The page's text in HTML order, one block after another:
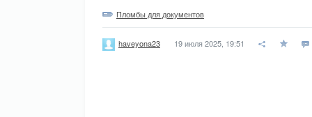
Пломбы для документов
haveyona23 19 июля 2025, 19:51